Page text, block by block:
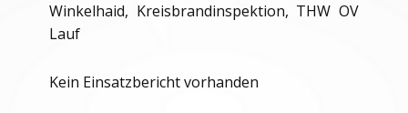
Winkelhaid, Kreisbrandinspektion, THW OV
Lauf
Kein Einsatzbericht vorhanden